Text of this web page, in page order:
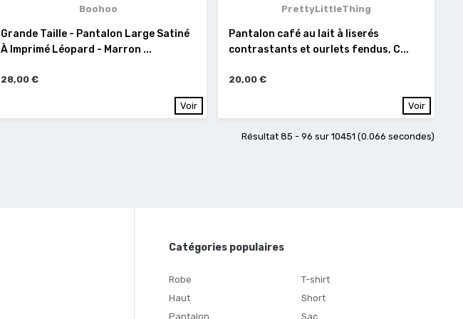
Boohoo
Grande Taille - Pantalon Large Satiné
À Imprimé Léopard - Marron ...
28,00 €
Voir
PrettyLittleThing
Pantalon café au lait à liserés
contrastants et ourlets fendus, C...
20,00 €
Voir
Résultat 85 - 96 sur 10451 (0.066 secondes)
Catégories populaires
Robe
Haut
Pantalon
T-shirt
Short
Sac